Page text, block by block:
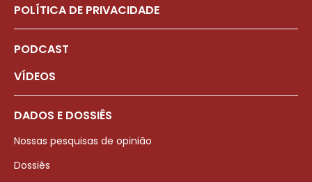
POLÍTICA DE PRIVACIDADE
PODCAST
VÍDEOS
DADOS E DOSSIÊS
Nossas pesquisas de opinião
Dossiês